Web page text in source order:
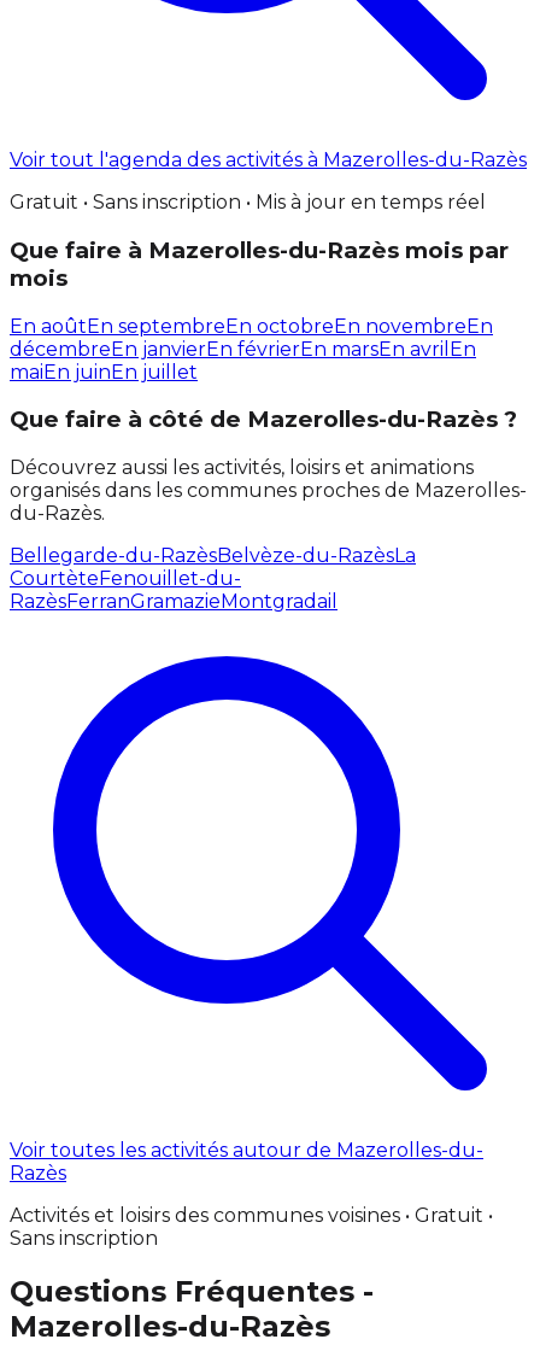
Voir tout l'agenda des activités à Mazerolles-du-Razès
Gratuit • Sans inscription • Mis à jour en temps réel
Que faire à Mazerolles-du-Razès mois par
mois
En aoûtEn septembreEn octobreEn novembreEn
décembreEn janvierEn févrierEn marsEn avril En
maiEn juinEn juillet
Que faire à côté de Mazerolles-du-Razès ?
Découvrez aussi les activités, loisirs et animations
organisés dans les communes proches de Mazerolles-
du-Razès.
Bellegarde-du-RazèsBelvèze-du-RazèsLa
CourtèteFenouillet-du-
RazèsFerranGramazieMontgradail
Voir toutes les activités autour de Mazerolles-du-
Razès
Activités et loisirs des communes voisines • Gratuit •
Sans inscription
Questions Fréquentes -
Mazerolles-du-Razès